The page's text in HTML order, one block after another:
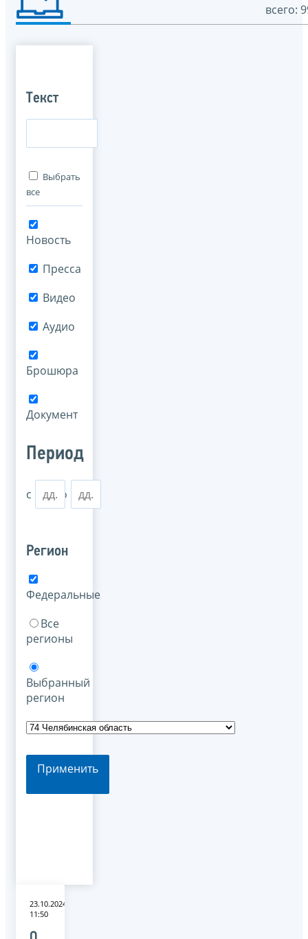
всего:
Текст
Выбрать
все
Новость
Пресса
Видео
Аудио
Брошюра
Документ
Период
с по
Регион
Федеральные
Все
регионы
Выбранный
регион
Применить
23.10.2024
11:50